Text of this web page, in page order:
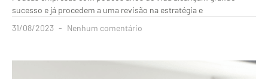
sucesso e já procedem a uma revisão na estratégia e
31/08/2023
Nenhum comentário